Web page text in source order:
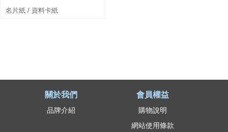
名片紙 / 資料卡紙
關於我們
品牌介紹
會員權益
購物說明
網站使用條款